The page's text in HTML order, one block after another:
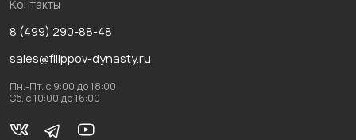
Контакты
8 (499) 290-88-48
sales@filippov-dynasty.ru
Пн.-Пт. с 9:00 до 18:00
Сб. с 10:00 до 16:00